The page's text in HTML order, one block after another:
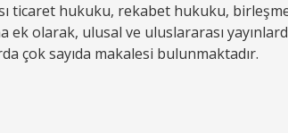
ticaret hukuku, rekabet hukuku,
ek olarak, ulusal ve uluslararası
çok sayıda makalesi bulunmaktadır.